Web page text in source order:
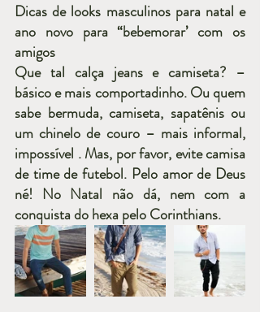
Dicas de looks masculinos para natal e
ano novo para “bebemorar’ com os
amigos
Que tal calça jeans e camiseta? –
básico e mais comportadinho. Ou quem
sabe bermuda, camiseta, sapatênis ou
um chinelo de couro – mais informal,
impossível . Mas, por favor, evite camisa
de time de futebol. Pelo amor de Deus
né! No Natal não dá, nem com a
conquista do hexa pelo Corinthians.